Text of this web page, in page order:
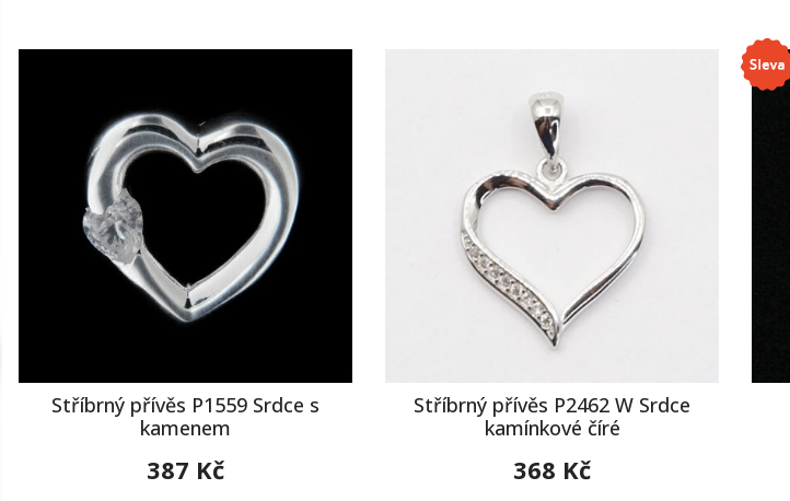
Stříbrný přívěs P1559 Srdce s
kamenem
387 Kč
Stříbrný přívěs P2462 W Srdce
kamínkové číré
368 Kč